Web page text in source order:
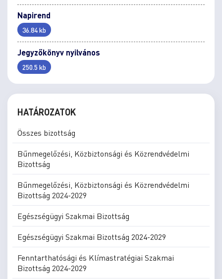
Napirend
36.84 kb
Jegyzőkönyv nyilvános
250.5 kb
HATÁROZATOK
Összes bizottság
Bűnmegelőzési, Közbiztonsági és Közrendvédelmi
Bizottság
Bűnmegelőzési, Közbiztonsági és Közrendvédelmi
Bizottság 2024-2029
Egészségügyi Szakmai Bizottság
Egészségügyi Szakmai Bizottság 2024-2029
Fenntarthatósági és Klímastratégiai Szakmai
Bizottság 2024-2029